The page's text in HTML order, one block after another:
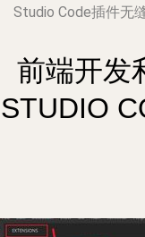
Studio Code插件无
前端开发
STUDIO